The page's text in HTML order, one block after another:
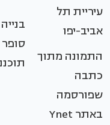
עיריית תל
אביב-יפו
התמונה מתוך
כתבה
שפורסמה
באתר Ynet